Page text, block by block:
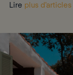
Lire plus d'articles